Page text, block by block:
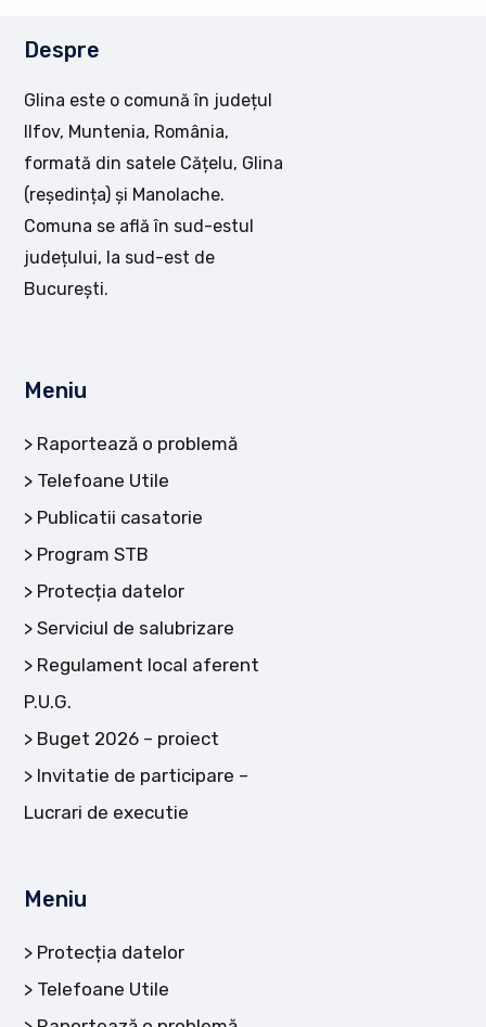
Despre
Glina este o comună în județul
Ilfov, Muntenia, România,
formată din satele Cățelu, Glina
(reședința) și Manolache.
Comuna se află în sud-estul
județului, la sud-est de
București.
Meniu
Raportează o problemă
Telefoane Utile
Publicatii casatorie
Program STB
Protecția datelor
Serviciul de salubrizare
Regulament local aferent
P.U.G.
Buget 2026 – proiect
Invitatie de participare –
Lucrari de executie
Meniu
Protecția datelor
Telefoane Utile